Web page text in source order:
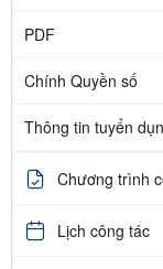
PDF
Chính Quyền số
Thông tin tuyển
Chương trình
Lịch công tác